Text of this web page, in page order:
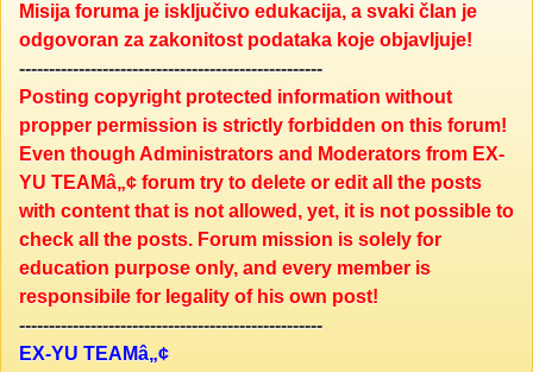
Misija foruma je isključivo edukacija, a svaki član je
odgovoran za zakonitost podataka koje objavljuje!
---------------------------------------------------
Posting copyright protected information without
propper permission is strictly forbidden on this forum!
Even though Administrators and Moderators from EX-
YU TEAMâ„¢ forum try to delete or edit all the posts
with content that is not allowed, yet, it is not possible to
check all the posts. Forum mission is solely for
education purpose only, and every member is
responsibile for legality of his own post!
---------------------------------------------------
EX-YU TEAMâ„¢